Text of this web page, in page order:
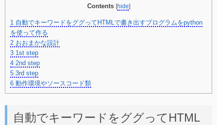
Contents [hide]
1 自動でキーワードをググってHTMLで書き出すプログラムをpython
を使って作る
2 おおまかな設計
3 1st step
4 2nd step
5 3rd step
6 動作環境やソースコード類
自動でキーワードをググってHTML